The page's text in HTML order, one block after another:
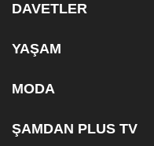
DAVETLER
YAŞAM
MODA
ŞAMDAN PLUS TV